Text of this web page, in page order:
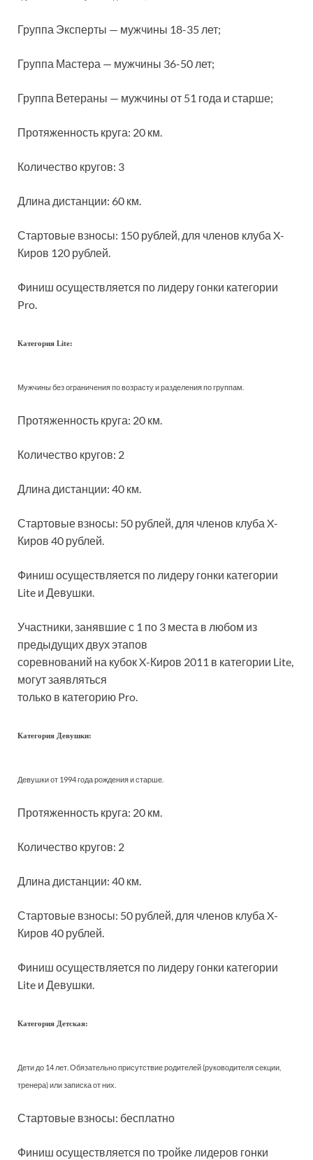
Группа Эксперты — мужчины 18-35 лет;
Группа Мастера — мужчины 36-50 лет;
Группа Ветераны — мужчины от 51 года и старше;
Протяженность круга: 20 км.
Количество кругов: 3
Длина дистанции: 60 км.
Стартовые взносы: 150 рублей, для членов клуба X-
Киров 120 рублей.
Финиш осуществляется по лидеру гонки категории
Pro.
Категория Lite:
Мужчины без ограничения по возрасту и разделения по группам.
Протяженность круга: 20 км.
Количество кругов: 2
Длина дистанции: 40 км.
Стартовые взносы: 50 рублей, для членов клуба X-
Киров 40 рублей.
Финиш осуществляется по лидеру гонки категории
Lite и Девушки.
Участники, занявшие с 1 по 3 места в любом из
предыдущих двух этапов
соревнований на кубок X-Киров 2011 в категории Lite,
могут заявляться
только в категорию Pro.
Категория Девушки:
Девушки от 1994 года рождения и старше.
Протяженность круга: 20 км.
Количество кругов: 2
Длина дистанции: 40 км.
Стартовые взносы: 50 рублей, для членов клуба X-
Киров 40 рублей.
Финиш осуществляется по лидеру гонки категории
Lite и Девушки.
Категория Детская:
Дети до 14 лет. Обязательно присутствие родителей (руководителя секции,
тренера) или записка от них.
Стартовые взносы: бесплатно
Финиш осуществляется по тройке лидеров гонки